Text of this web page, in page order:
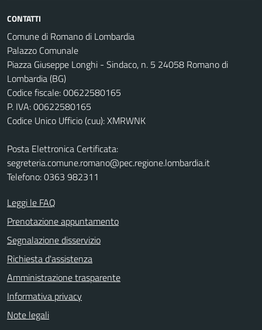
CONTATTI
Comune di Romano di Lombardia
Palazzo Comunale
Piazza Giuseppe Longhi - Sindaco, n. 5 24058 Romano di
Lombardia (BG)
Codice fiscale: 00622580165
P. IVA: 00622580165
Codice Unico Ufficio (cuu): XMRWNK
Posta Elettronica Certificata:
segreteria.comune.romano@pec.regione.lombardia.it
Telefono: 0363 982311
Leggi le FAQ
Prenotazione appuntamento
Segnalazione disservizio
Richiesta d'assistenza
Amministrazione trasparente
Informativa privacy
Note legali